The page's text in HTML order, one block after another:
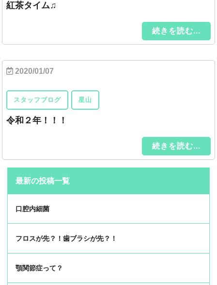
紅茶タイム♫
続きを読む...
2020/01/07
スタッフブログ 星山
令和２年！！！
続きを読む...
最新の投稿一覧
口腔内細菌
フロスが先？！歯ブラシが先？！
顎関節症って？